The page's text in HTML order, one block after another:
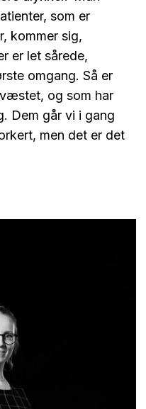
som er
kommer sig,
er let sårede,
omgang. Så er
og som har
Dem går vi i gang
men det er det